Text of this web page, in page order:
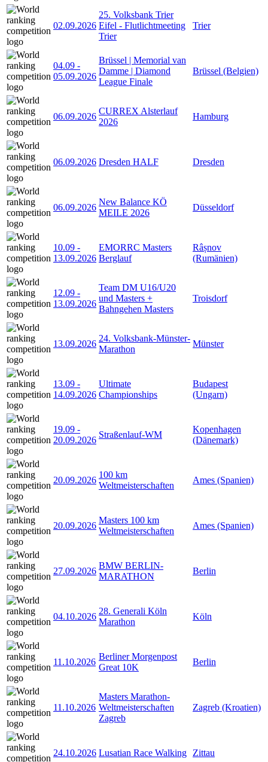
02.09.2026
25. Volksbank Trier
Eifel - Flutlichtmeeting
Trier
Trier
04.09 -
05.09.2026
Brüssel | Memorial van
Damme | Diamond
League Finale
Brüssel (Belgien)
06.09.2026
CURREX Alsterlauf
2026
Hamburg
06.09.2026 Dresden HALF Dresden
06.09.2026
New Balance KÖ
MEILE 2026
Düsseldorf
10.09 -
13.09.2026
EMORRC Masters
Berglauf
Râșnov
(Rumänien)
12.09 -
13.09.2026
Team DM U16/U20
und Masters +
Bahngehen Masters
Troisdorf
13.09.2026
24. Volksbank-Münster-
Marathon
Münster
13.09 -
14.09.2026
Ultimate
Championships
Budapest
(Ungarn)
19.09 -
20.09.2026
Straßenlauf-WM
Kopenhagen
(Dänemark)
20.09.2026
100 km
Weltmeisterschaften
Ames (Spanien)
20.09.2026
Masters 100 km
Weltmeisterschaften
Ames (Spanien)
27.09.2026
BMW BERLIN-
MARATHON
Berlin
04.10.2026
28. Generali Köln
Marathon
Köln
11.10.2026
Berliner Morgenpost
Great 10K
Berlin
11.10.2026
Masters Marathon-
Weltmeisterschaften
Zagreb
Zagreb (Kroatien)
24.10.2026 Lusatian Race Walking Zittau